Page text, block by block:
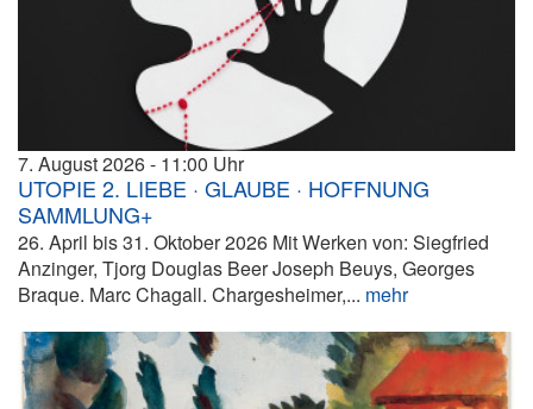
7. August 2026 11:00
UTOPIE 2. LIEBE · GLAUBE · HOFFNUNG
SAMMLUNG+
26. April bis 31. Oktober 2026 Mit Werken von: Siegfried
Anzinger, Tjorg Douglas Beer Joseph Beuys, Georges
Braque. Marc Chagall. Chargesheimer,... mehr